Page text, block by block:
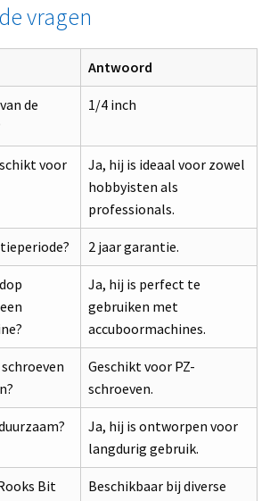
vragen
Antwoord
de
1/4 inch
voor
Ja, hij is ideaal voor zowel
hobbyisten als
professionals.
2 jaar garantie.
Ja, hij is perfect te
gebruiken met
accuboormachines.
Geschikt voor PZ-
schroeven.
Ja, hij is ontworpen voor
langdurig gebruik.
Bit
Beschikbaar bij diverse